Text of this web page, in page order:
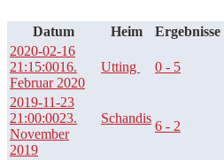
Datum Heim Ergebnisse
2020-02-16
21:15:0016.
Februar 2020
Utting 0 - 5
2019-11-23
21:00:0023.
November
2019
Schandis
6 - 2